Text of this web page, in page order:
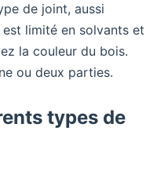
de joint, aussi
limité en solvants et
la couleur du bois.
ou deux parties.
types de